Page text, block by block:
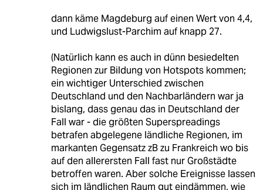
dann käme Magdeburg auf einen Wert von 4,4,
und Ludwigslust-Parchim auf knapp 27.
(Natürlich kann es auch in dünn besiedelten
Regionen zur Bildung von Hotspots kommen;
ein wichtiger Unterschied zwischen
Deutschland und den Nachbarländern war ja
bislang, dass genau das in Deutschland der
Fall war - die größten Superspreadings
betrafen abgelegene ländliche Regionen, im
markanten Gegensatz zB zu Frankreich wo bis
auf den allerersten Fall fast nur Großstädte
betroffen waren. Aber solche Ereignisse lassen
sich im ländlichen Raum gut eindämmen, wie